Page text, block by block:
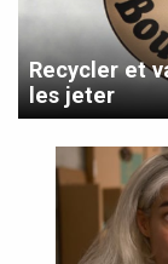
Recycler et
les jeter